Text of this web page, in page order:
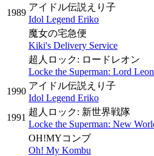
1989
アイドル伝説えり子
Idol Legend Eriko
魔女の宅急便
Kiki's Delivery Service
超人ロック: ロードレオン
Locke the Superman: Lord Leon
1990
アイドル伝説えり子
Idol Legend Eriko
1991
超人ロック: 新世界戦隊
Locke the Superman: New
OH!MYコンブ
Oh! My Kombu